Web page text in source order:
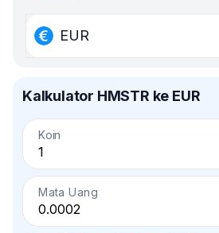
EUR
Kalkulator HMSTR ke EUR
Koin
Mata Uang